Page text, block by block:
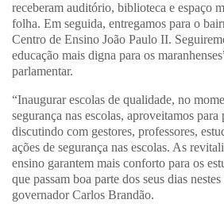
receberam auditório, biblioteca e espaço
folha. Em seguida, entregamos para o
Centro de Ensino João Paulo II.
educação mais digna para os
parlamentar.
“Inaugurar escolas de qualidade, no
segurança nas escolas, aproveitamos para
discutindo com gestores, professores,
ações de segurança nas escolas. As
ensino garantem mais conforto para os
que passam boa parte dos seus dias
governador Carlos Brandão.